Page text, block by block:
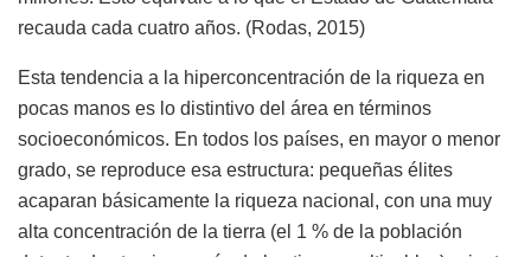
recauda cada cuatro años. (Rodas, 2015)
Esta tendencia a la hiperconcentración de la riqueza en
pocas manos es lo distintivo del área en términos
socioeconómicos. En todos los países, en mayor o menor
grado, se reproduce esa estructura: pequeñas élites
acaparan básicamente la riqueza nacional, con una muy
alta concentración de la tierra (el 1 % de la población